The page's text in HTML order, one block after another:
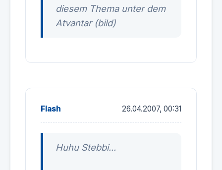
diesem Thema unter dem
Atvantar (bild)
Flash 26.04.2007, 00:31
Huhu Stebbi...